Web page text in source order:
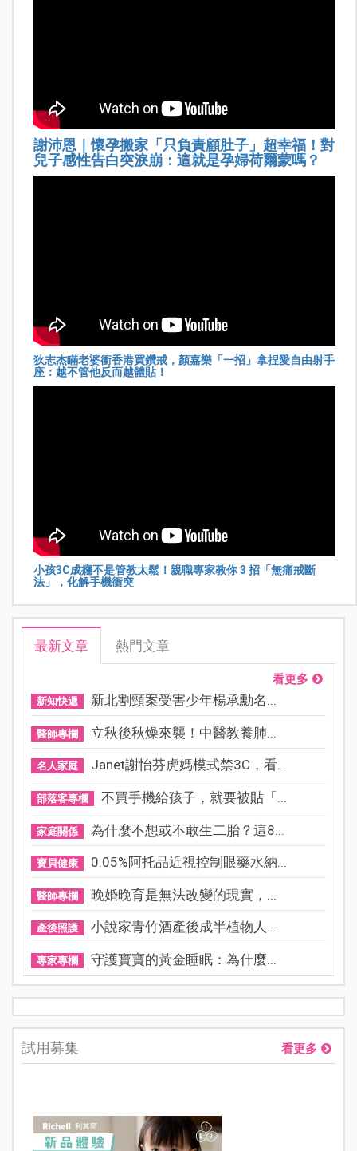
謝沛恩｜懷孕搬家「只負責顧肚子」超幸福！對
兒子感性告白突淚崩：這就是孕婦荷爾蒙嗎？
狄志杰瞞老婆衝香港買鑽戒，顏嘉樂「一招」拿捏愛自由射手
座：越不管他反而越體貼！
小孩3C成癮不是管教太鬆！親職專家教你 3 招「無痛戒斷
法」，化解手機衝突
最新文章 熱門文章
看更多
新知快遞 新北割頸案受害少年楊承勳名...
醫師專欄 立秋後秋燥來襲！中醫教養肺...
名人家庭 Janet謝怡芬虎媽模式禁3C，看...
部落客專欄 不買手機給孩子，就要被貼「...
家庭關係 為什麼不想或不敢生二胎？這8...
寶貝健康 0.05%阿托品近視控制眼藥水納...
醫師專欄 晚婚晚育是無法改變的現實，...
產後照護 小說家青竹酒產後成半植物人...
專家專欄 守護寶寶的黃金睡眠：為什麼...
試用募集 看更多